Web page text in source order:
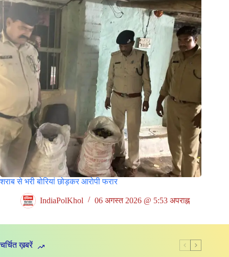
शराब से भरी बोरियां छोड़कर आरोपी फरार
IndiaPolKhol 06 अगस्त 2026 @ 5:53 अपराह्न
चर्चित ख़बरें